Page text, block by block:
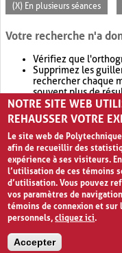
(X) En plusieurs séances
Votre recherche n'a
Vérifiez que
Supprimez les
rechercher chaque
souvent plus de
Envisagez d'élargir
retournera souvent
NOTRE SITE WEB
REHAUSSER VOTRE
Le site web de
afin de recueillir des
expérience à ses visiteurs.
l’utilisation de ces témoins
d’utilisation. Vous pouvez
vos paramètres de
témoins de connexion et
personnels,cliquez ici.
Accepter